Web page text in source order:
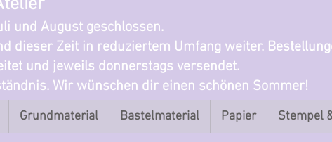
und August geschlossen.
dieser Zeit in reduziertem Umfang weiter.
und jeweils donnerstags versendet.
Wir wünschen dir einen schönen Sommer!
Grundmaterial Bastelmaterial Papier Stempel